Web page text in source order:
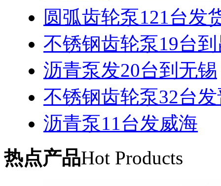
圆弧齿轮泵121台发
不锈钢齿轮泵19台
沥青泵发20台到无锡
不锈钢齿轮泵32台
沥青泵11台发威海
热点产品Hot Products